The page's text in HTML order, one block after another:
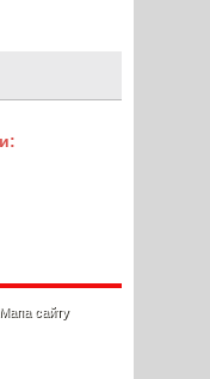
Мапа сайту